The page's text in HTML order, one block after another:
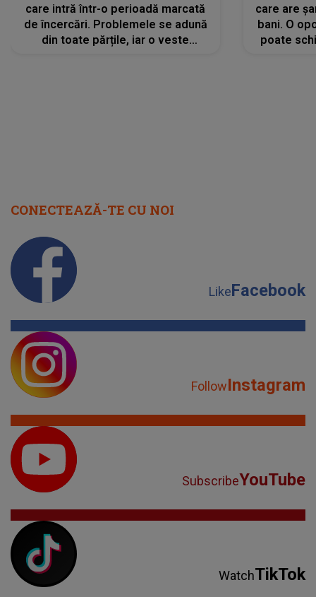
care intră într-o perioadă marcată
de încercări. Problemele se adună
din toate părțile, iar o veste
care are
bani. O
poate
CONECTEAZĂ-TE CU NOI
LikeFacebook
FollowInstagram
SubscribeYouTube
WatchTikTok